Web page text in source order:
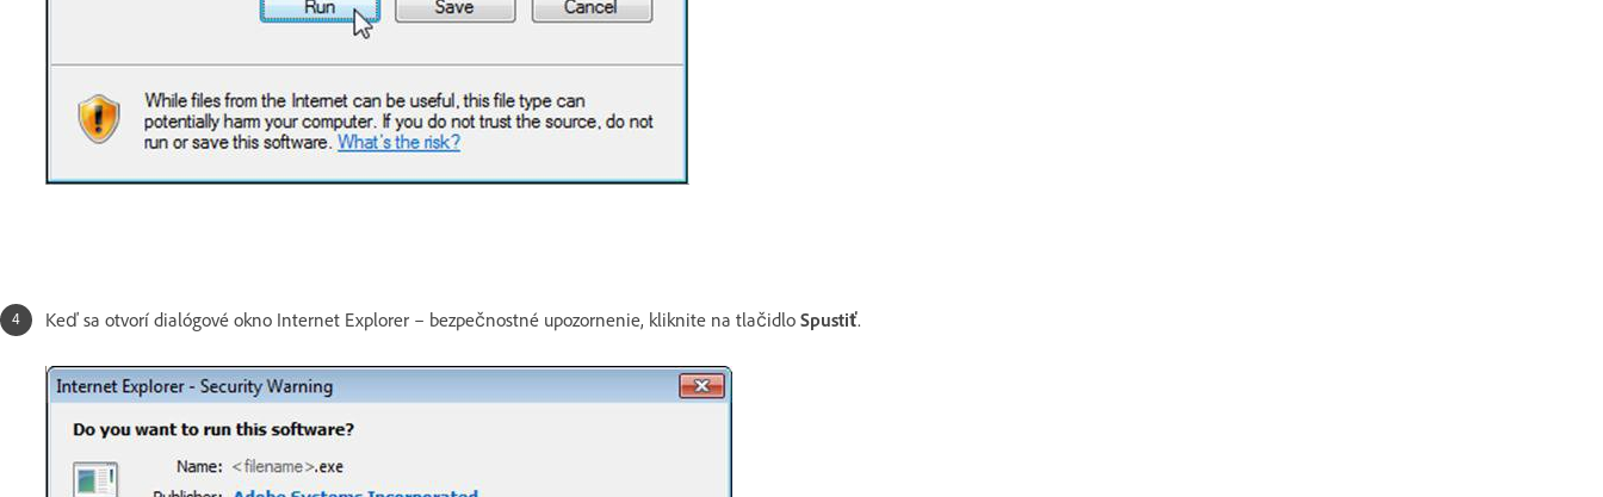
Keď sa otvorí dialógové okno Internet Explorer – bezpečnostné upozornenie, kliknite na tlačidlo Spustiť.